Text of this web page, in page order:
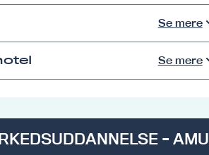
Se mere
Se mere
- AMU